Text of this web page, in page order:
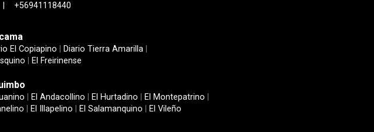
+56941118440
El Copiapino Diario Tierra Amarilla
El Freirinense
El Andacollino El Hurtadino El Montepatrino
El Illapelino El Salamanquino El Vileño